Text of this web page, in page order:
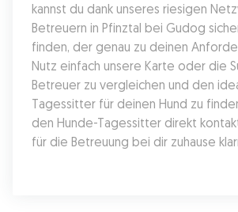
kannst du dank unseres riesigen
Betreuern in Pfinztal bei Gudog
finden, der genau zu deinen
Nutz einfach unsere Karte oder die
Betreuer zu vergleichen und den
Tagessitter für deinen Hund zu
den Hunde-Tagessitter direkt
für die Betreuung bei dir zuhause